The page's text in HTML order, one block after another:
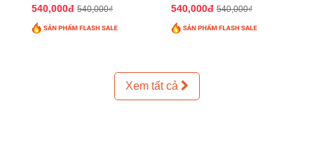
540,000đ 540,000₫ 540,000đ 540,000₫
Xem tất cả